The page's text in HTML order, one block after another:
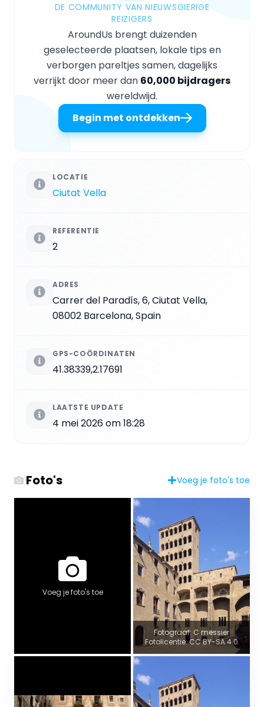
DE COMMUNITY VAN NIEUWSGIERIGE
REIZIGERS
AroundUs brengt duizenden
geselecteerde plaatsen, lokale tips en
verborgen pareltjes samen, dagelijks
verrijkt door meer dan 60,000 bijdragers
wereldwijd.
Begin met ontdekken
LOCATIE
Ciutat Vella
REFERENTIE
2
ADRES
Carrer del Paradís, 6, Ciutat Vella,
08002 Barcelona, Spain
GPS-COÖRDINATEN
41.38339,2.17691
LAATSTE UPDATE
4 mei 2026 om 18:28
Foto's Voeg je foto's toe
Voeg je foto's toe
Fotograaf: C messier
Fotolicentie: CC BY-SA 4.0